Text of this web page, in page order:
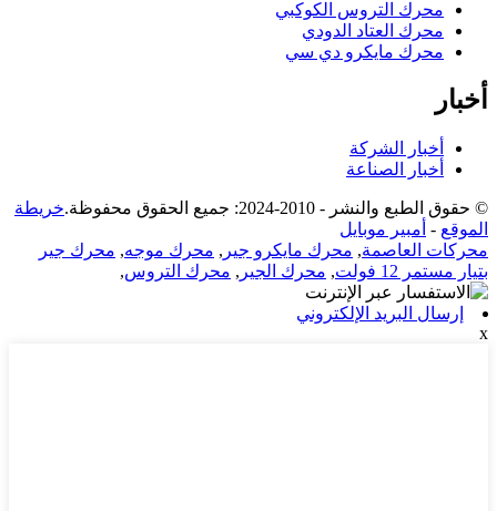
محرك التروس الكوكبي
محرك العتاد الدودي
محرك مايكرو دي سي
أخبار
أخبار الشركة
أخبار الصناعة
© حقوق الطبع والنشر - 2010-2024: جميع الحقوق محفوظة.
خريطة
الموقع - أمبير موبايل
محركات العاصمة, محرك مايكرو جير , محرك موجه, محرك جير
بتيار مستمر 12 فولت
, محرك الجير , محرك التروس,
إرسال البريد الإلكتروني
x